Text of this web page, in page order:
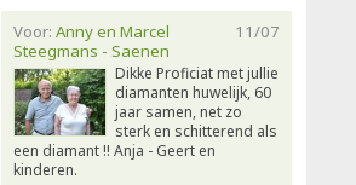
11/07
Voor: Anny en Marcel
Steegmans - Saenen
Dikke Proficiat met jullie
diamanten huwelijk, 60
jaar samen, net zo
sterk en schitterend als
een diamant !! Anja - Geert en
kinderen.